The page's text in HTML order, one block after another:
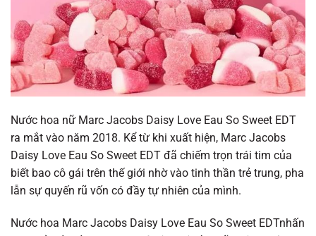
Nước hoa nữ Marc Jacobs Daisy Love Eau So Sweet EDT
ra mắt vào năm 2018. Kể từ khi xuất hiện, Marc Jacobs
Daisy Love Eau So Sweet EDT đã chiếm trọn trái tim của
biết bao cô gái trên thế giới nhờ vào tinh thần trẻ trung, pha
lẫn sự quyến rũ vốn có đầy tự nhiên của mình.
Nước hoa Marc Jacobs Daisy Love Eau So Sweet EDTnhấn